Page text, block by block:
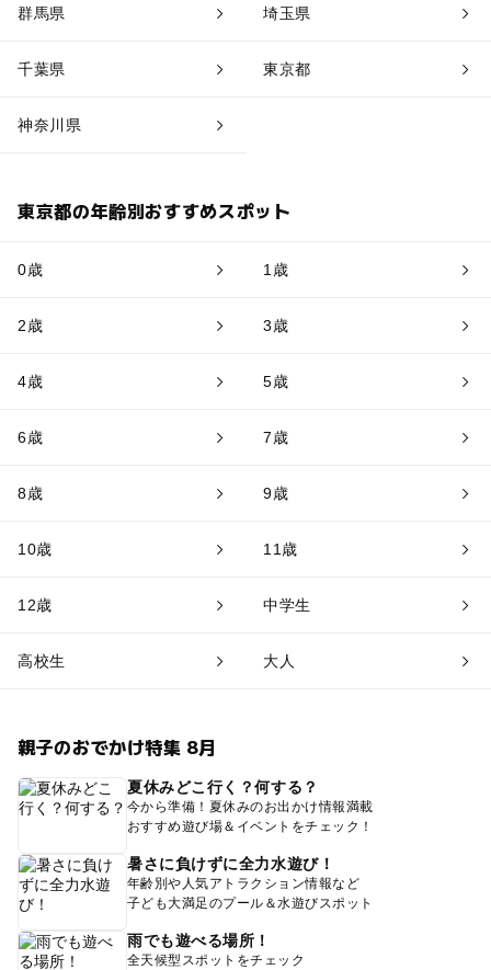
群馬県 埼玉県
千葉県 東京都
神奈川県
東京都の年齢別おすすめスポット
0歳 1歳
2歳 3歳
4歳 5歳
6歳 7歳
8歳 9歳
10歳 11歳
12歳 中学生
高校生 大人
親子のおでかけ特集 8月
夏休みどこ行く？何する？
今から準備！夏休みのお出かけ情報満載
おすすめ遊び場＆イベントをチェック！
暑さに負けずに全力水遊び！
年齢別や人気アトラクション情報など
子ども大満足のプール＆水遊びスポット
雨でも遊べる場所！
全天候型スポットをチェック